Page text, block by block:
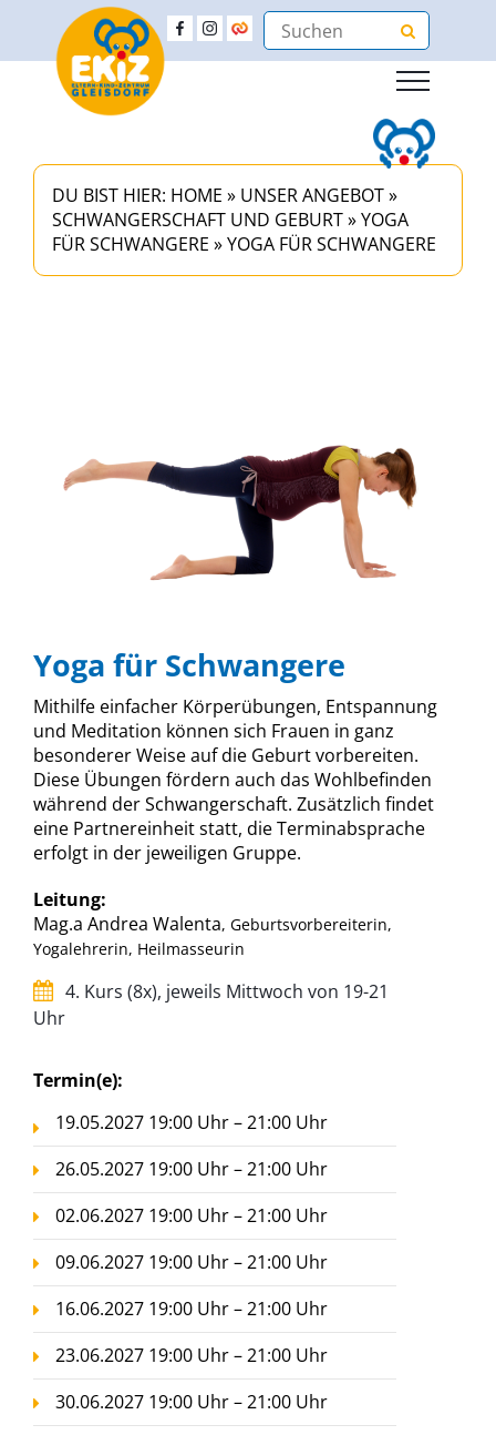
DU BIST HIER: HOME » UNSER ANGEBOT»
SCHWANGERSCHAFT UND GEBURT»YOGA
FÜR SCHWANGERE »YOGA FÜR SCHWANGERE
Yoga für Schwangere
Mithilfe einfacher Körperübungen, Entspannung
und Meditation können sich Frauen in ganz
besonderer Weise auf die Geburt vorbereiten.
Diese Übungen fördern auch das Wohlbefinden
während der Schwangerschaft. Zusätzlich findet
eine Partnereinheit statt, die Terminabsprache
erfolgt in der jeweiligen Gruppe.
Leitung:
Mag.a Andrea Walenta, Geburtsvorbereiterin,
Yogalehrerin, Heilmasseurin
4. Kurs (8x), jeweils Mittwoch von 19-21
Uhr
Termin(e):
19.05.2027 19:00 Uhr – 21:00 Uhr
26.05.2027 19:00 Uhr – 21:00 Uhr
02.06.2027 19:00 Uhr – 21:00 Uhr
09.06.2027 19:00 Uhr – 21:00 Uhr
16.06.2027 19:00 Uhr – 21:00 Uhr
23.06.2027 19:00 Uhr – 21:00 Uhr
30.06.2027 19:00 Uhr – 21:00 Uhr